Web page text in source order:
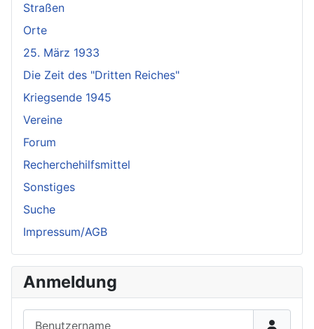
Straßen
Orte
25. März 1933
Die Zeit des "Dritten Reiches"
Kriegsende 1945
Vereine
Forum
Recherchehilfsmittel
Sonstiges
Suche
Impressum/AGB
Anmeldung